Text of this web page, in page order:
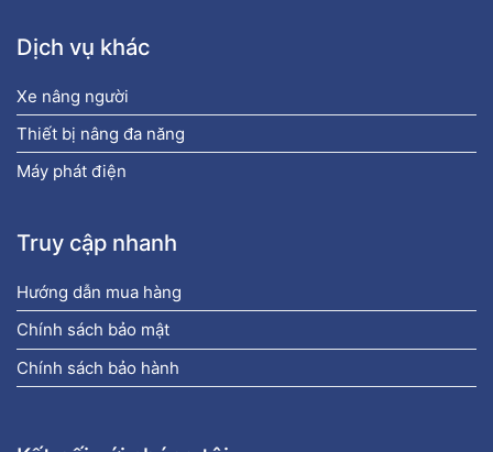
Dịch vụ khác
Xe nâng người
Thiết bị nâng đa năng
Máy phát điện
Truy cập nhanh
Hướng dẫn mua hàng
Chính sách bảo mật
Chính sách bảo hành